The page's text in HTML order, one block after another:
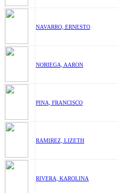
NAVARRO, ERNESTO
NORIEGA, AARON
PINA, FRANCISCO
RAMIREZ, LIZETH
RIVERA, KAROLINA